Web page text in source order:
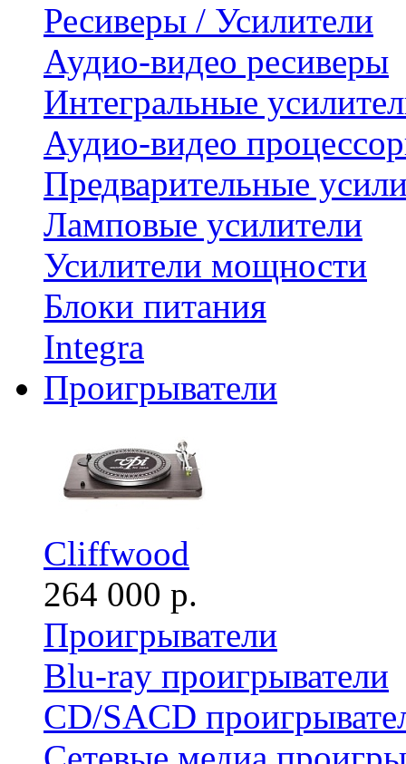
Ресиверы / Усилители
Аудио-видео ресиверы
Интегральные
Аудио-видео
Предварительные
Ламповые усилители
Усилители мощности
Блоки питания
Integra
Проигрыватели
Cliffwood
264 000 р.
Проигрыватели
Blu-ray проигрыватели
CD/SACD